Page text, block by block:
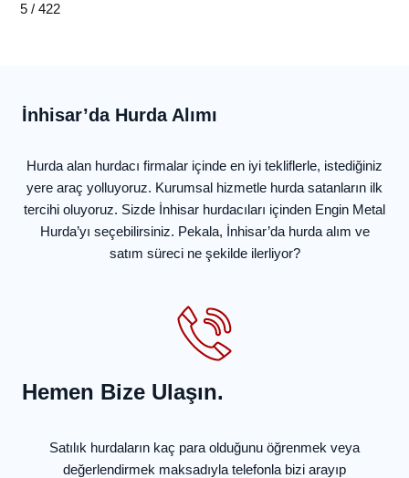
5 /422
İnhisar’da Hurda Alımı
Hurda alan hurdacı firmalar içinde en iyi tekliflerle, istediğiniz
yere araç yolluyoruz. Kurumsal hizmetle hurda satanların ilk
tercihi oluyoruz. Sizde İnhisar hurdacıları içinden Engin Metal
Hurda’yı seçebilirsiniz. Pekala, İnhisar’da hurda alım ve
satım süreci ne şekilde ilerliyor?
Hemen Bize Ulaşın.
Satılık hurdaların kaç para olduğunu öğrenmek veya
değerlendirmek maksadıyla telefonla bizi arayıp